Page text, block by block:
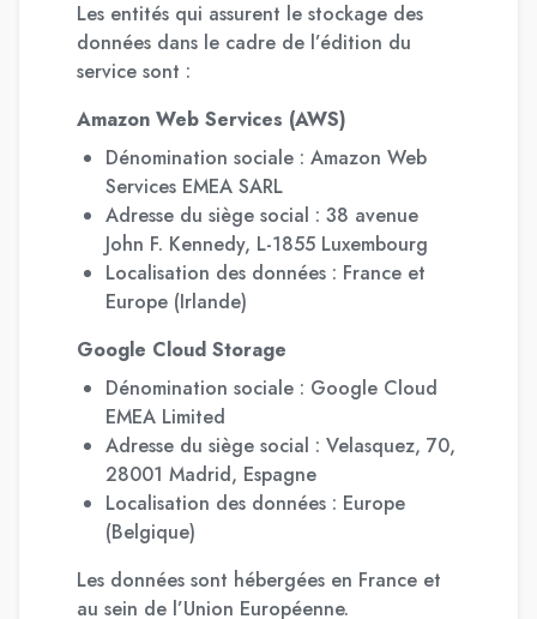
Les entités qui assurent le stockage des
données dans le cadre de l’édition du
service sont :
Amazon Web Services (AWS)
Dénomination sociale : Amazon Web
Services EMEA SARL
Adresse du siège social : 38 avenue
John F. Kennedy, L-1855 Luxembourg
Localisation des données : France et
Europe (Irlande)
Google Cloud Storage
Dénomination sociale : Google Cloud
EMEA Limited
Adresse du siège social : Velasquez, 70,
28001 Madrid, Espagne
Localisation des données : Europe
(Belgique)
Les données sont hébergées en France et
au sein de l’Union Européenne.